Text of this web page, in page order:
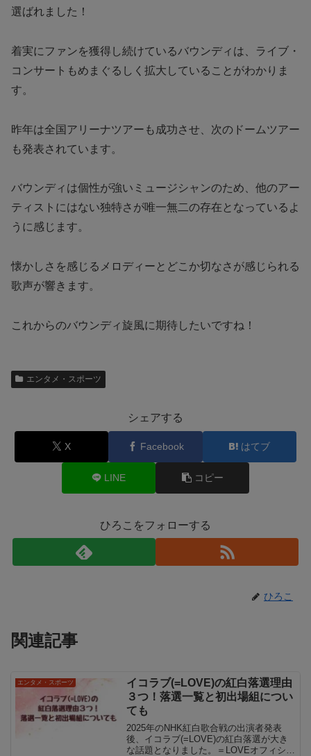
選ばれました！
着実にファンを獲得し続けているバウンディは、ライブ・
コンサートもめまぐるしく拡大していることがわかりま
す。
昨年は全国アリーナツアーも成功させ、次のドームツアー
も発表されています。
バウンディは個性が強いミュージシャンのため、他のアー
ティストにはない独特さが唯一無二の存在となっているよ
うに感じます。
懐かしさを感じるメロディーとどこか切なさが感じられる
歌声が響きます。
これからのバウンディ旋風に期待したいですね！
エンタメ・スポーツ
シェアする
X Facebook はてブ
LINE コピー
ひろこをフォローする
ひろこ
関連記事
エンタメ・スポーツ
イコラブ(=LOVE)の紅白落選理由
３つ！落選一覧と初出場組につい
ても
2025年のNHK紅白歌合戦の出演者発表
後、イコラブ(=LOVE)の紅白落選が大き
な話題となりました。＝LOVEオフィシャ